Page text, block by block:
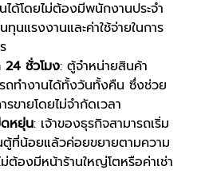
ได้โดยไม่ต้องมีพนักงานประจำ
นแรงงานและค่าใช้จ่ายในการ
ชั่วโมง: ตู้จำหน่ายสินค้า
ถทำงานได้ทั้งวันทั้งคืน ซึ่งช่วย
รขายโดยไม่จำกัดเวลา
หยุ่น: เจ้าของธุรกิจสามารถเริ่ม
ที่น้อยแล้วค่อยขยายตามความ
ต้องมีหน้าร้านใหญ่โตหรือค่าเช่า